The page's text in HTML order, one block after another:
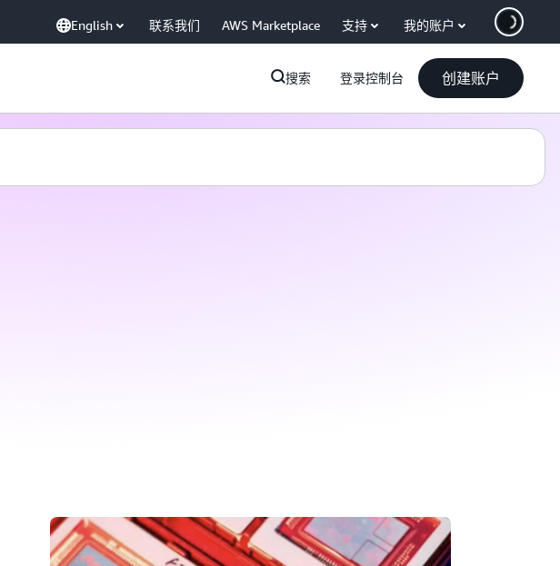
English 联系我们 AWS Marketplace 支持 我的账户
搜索 登录控制台 创建账户